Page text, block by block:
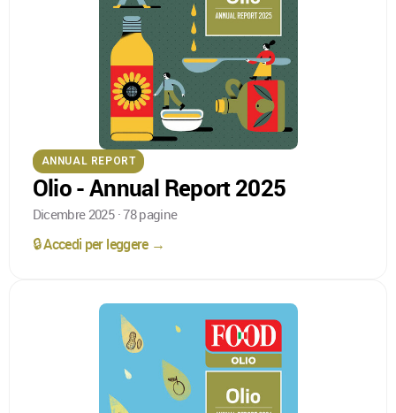
ANNUAL REPORT
Olio - Annual Report 2025
Dicembre 2025 · 78 pagine
🔒 Accedi per leggere →